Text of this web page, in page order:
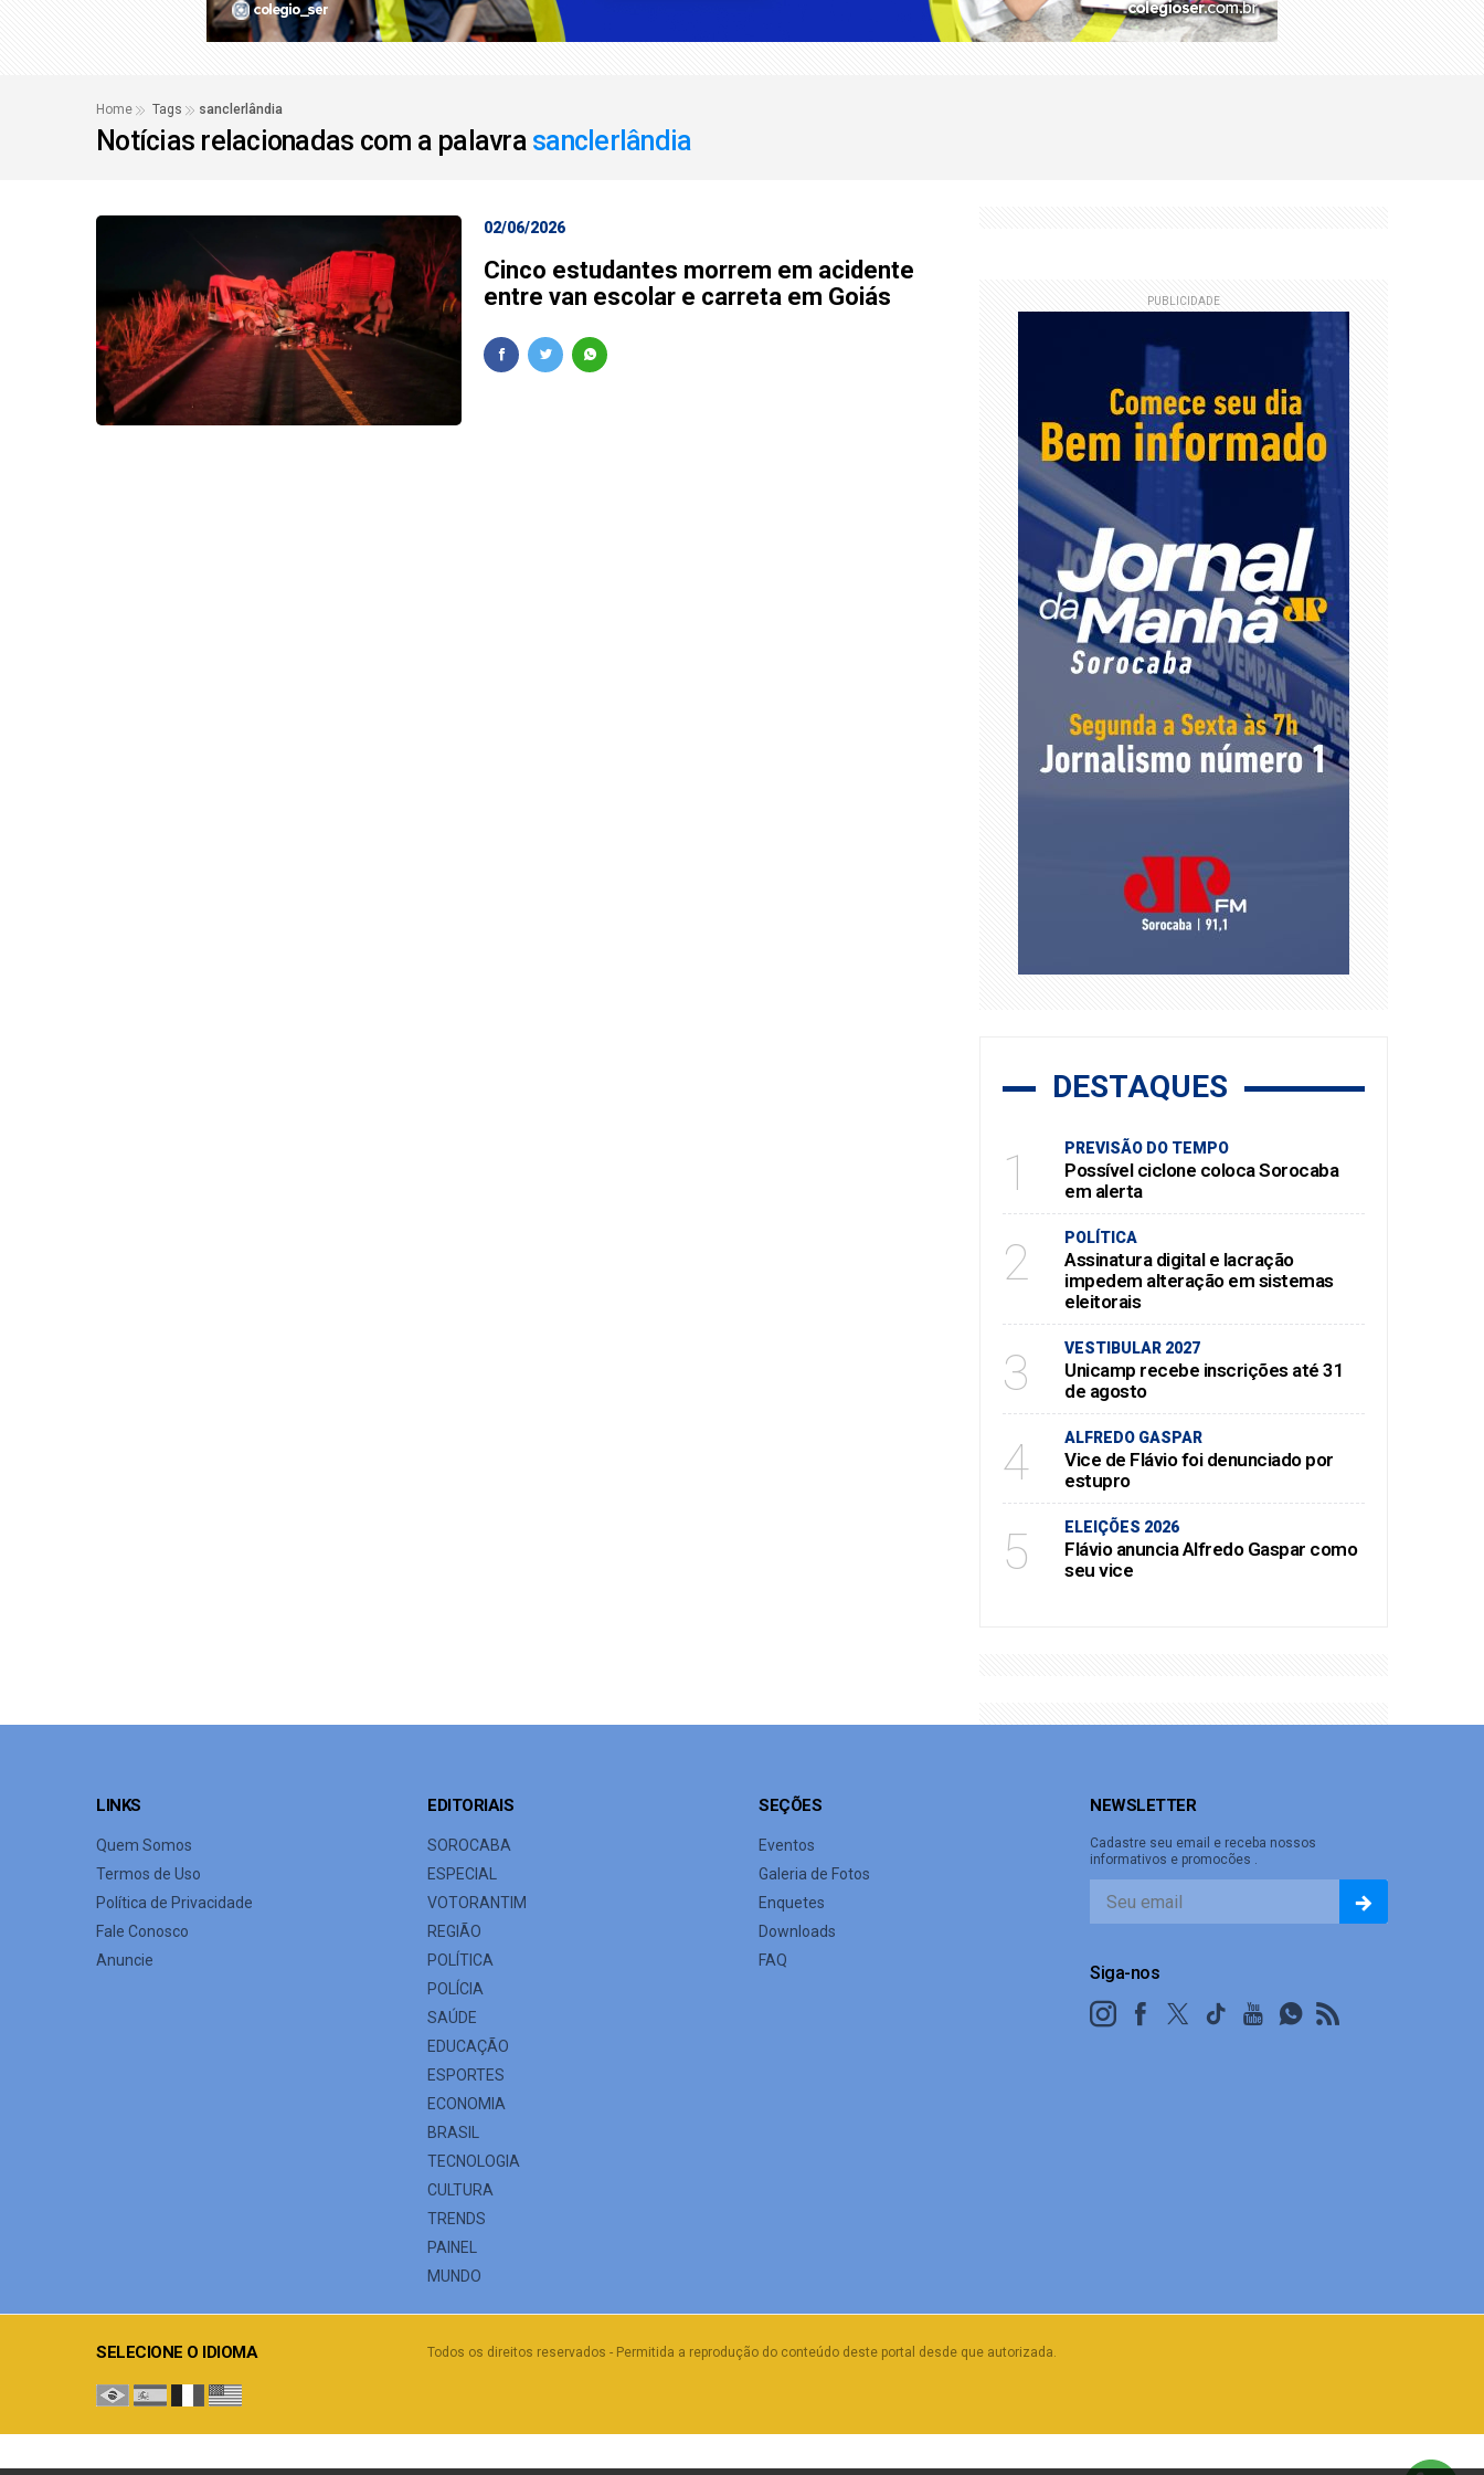
Possível 'ciclone bomba' coloca Sorocaba em alerta para ventos fortes
Home Tags sanclerlândia
Notícias relacionadas com a palavra sanclerlândia
02/06/2026
Cinco estudantes morrem em acidente
entre van escolar e carreta em Goiás
PUBLICIDADE
DESTAQUES
1 PREVISÃO DO TEMPO
Possível ciclone coloca Sorocaba
em alerta
2 POLÍTICA
Assinatura digital e lacração
impedem alteração em sistemas
eleitorais
3 VESTIBULAR 2027
Unicamp recebe inscrições até 31
de agosto
4 ALFREDO GASPAR
Vice de Flávio foi denunciado por
estupro
5 ELEIÇÕES 2026
Flávio anuncia Alfredo Gaspar como
seu vice
LINKS
Quem Somos
Termos de Uso
Política de Privacidade
Fale Conosco
Anuncie
EDITORIAIS
SOROCABA
ESPECIAL
VOTORANTIM
REGIÃO
POLÍTICA
POLÍCIA
SAÚDE
EDUCAÇÃO
ESPORTES
ECONOMIA
BRASIL
TECNOLOGIA
CULTURA
TRENDS
PAINEL
MUNDO
SEÇÕES
Eventos
Galeria de Fotos
Enquetes
Downloads
FAQ
NEWSLETTER
Cadastre seu email e receba nossos
informativos e promocões .
Siga-nos
SELECIONE O IDIOMA Todos os direitos reservados - Permitida a reprodução do conteúdo deste portal desde que autorizada.